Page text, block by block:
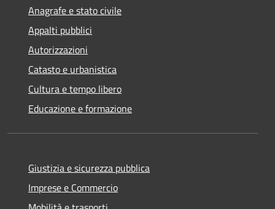
Anagrafe e stato civile
Appalti pubblici
Autorizzazioni
Catasto e urbanistica
Cultura e tempo libero
Educazione e formazione
Giustizia e sicurezza pubblica
Imprese e Commercio